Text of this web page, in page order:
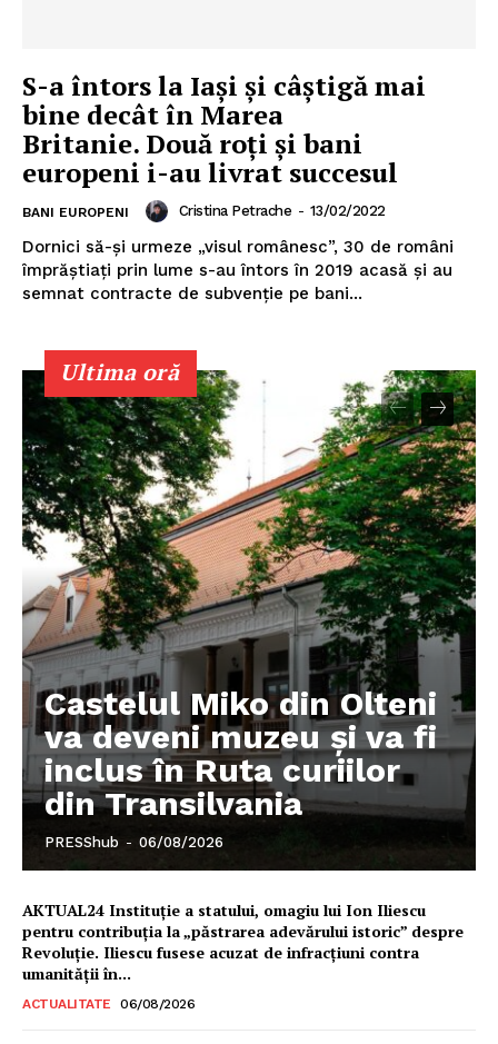
S-a întors la Iași și câștigă mai
bine decât în Marea
Britanie. Două roți și bani
europeni i-au livrat succesul
BANI EUROPENI Cristina Petrache - 13/02/2022
Dornici să-şi urmeze „visul românesc”, 30 de români
împrăştiaţi prin lume s-au întors în 2019 acasă şi au
semnat contracte de subvenție pe bani...
Ultima oră
Castelul Miko din Olteni
va deveni muzeu şi va fi
inclus în Ruta curiilor
din Transilvania
PRESShub - 06/08/2026
AKTUAL24 Instituție a statului, omagiu lui Ion Iliescu
pentru contribuția la „păstrarea adevărului istoric” despre
Revoluție. Iliescu fusese acuzat de infracțiuni contra
umanității în...
ACTUALITATE 06/08/2026